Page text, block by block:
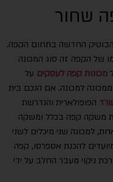
שחור
החדשה בתחום הקפה.
של הקפה זה סוג המכונה
מכונות קפה לעסקים על
ממכונה למכונה. אם הנכם בית
הפופולארית והנדרשת
משקה קפה בכלל ומשקה
למכונה שני מיכלים לשני
להכנת אספרסו, קפה
ניקוי מעבר החלב על ידי